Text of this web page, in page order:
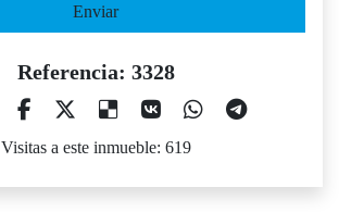
Enviar
Referencia: 3328
Visitas a este inmueble: 619